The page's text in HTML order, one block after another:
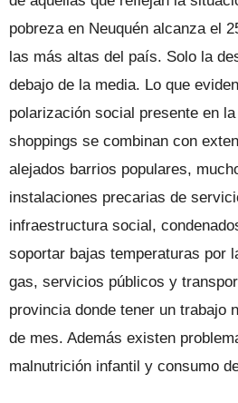
pobreza en Neuquén alcanza el
las más altas del país. Solo la
debajo de la media. Lo que
polarización social presente en
shoppings se combinan con
alejados barrios populares,
instalaciones precarias de
infraestructura social,
soportar bajas temperaturas por
gas, servicios públicos y
provincia donde tener un trabajo
de mes. Además existen
malnutrición infantil y consumo